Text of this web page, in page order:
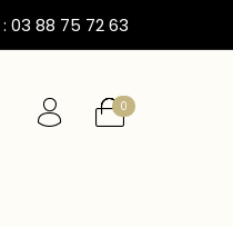
03 88 75 72 63
0